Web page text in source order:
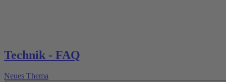
Technik - FAQ
Neues Thema